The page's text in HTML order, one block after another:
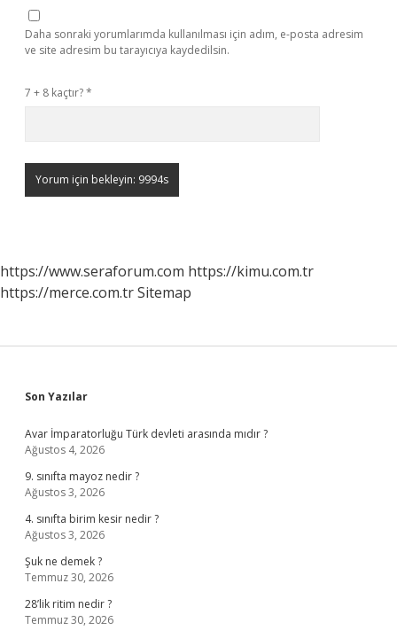
Daha sonraki yorumlarımda kullanılması için adım, e-posta adresim
ve site adresim bu tarayıcıya kaydedilsin.
7 + 8 kaçtır?*
https://www.seraforum.com https://kimu.com.tr
https://merce.com.trSitemap
Sidebar
Son Yazılar
Avar İmparatorluğu Türk devleti arasında mıdır ?
Ağustos 4, 2026
9. sınıfta mayoz nedir ?
Ağustos 3, 2026
4. sınıfta birim kesir nedir ?
Ağustos 3, 2026
Şuk ne demek ?
Temmuz 30, 2026
28’lik ritim nedir ?
Temmuz 30, 2026